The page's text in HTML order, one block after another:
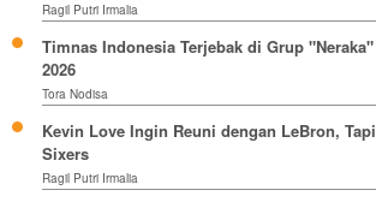
Ragil Putri Irmalia
Timnas Indonesia Terjebak di Grup
2026
Tora Nodisa
Kevin Love Ingin Reuni dengan LeBron,
Sixers
Ragil Putri Irmalia